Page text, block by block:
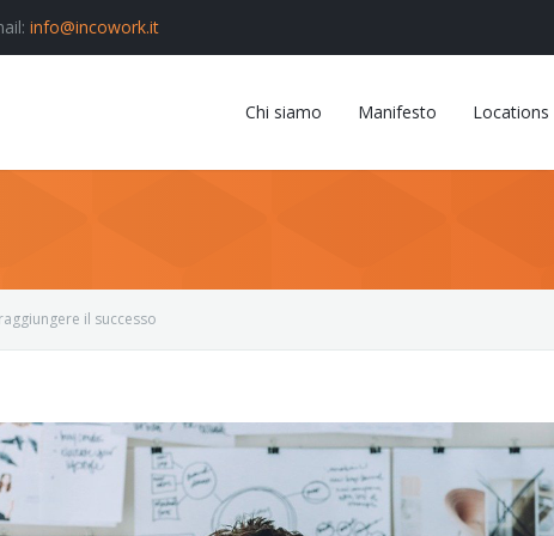
info@incowork.it
Chi siamo Manifesto Locations
il successo